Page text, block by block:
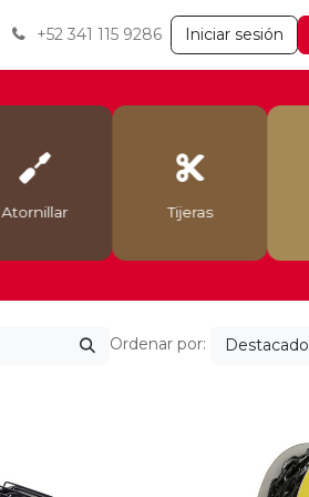
+52 341 115 9286 Iniciar sesión
Atornillar Tijeras
Ordenar por: Destacado